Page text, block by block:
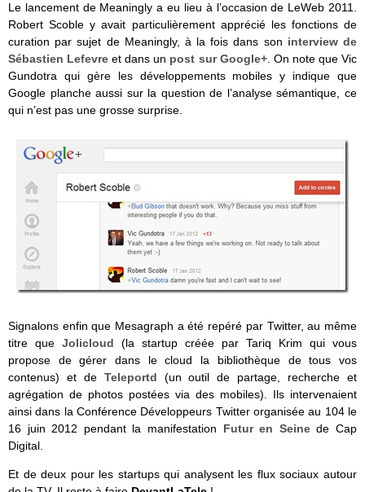
Le lancement de Meaningly a eu lieu à l’occasion de LeWeb 2011.
Robert Scoble y avait particulièrement apprécié les fonctions de
curation par sujet de Meaningly, à la fois dans son interview de
Sébastien Lefevre et dans un post sur Google+. On note que Vic
Gundotra qui gère les développements mobiles y indique que
Google planche aussi sur la question de l’analyse sémantique, ce
qui n’est pas une grosse surprise.
Signalons enfin que Mesagraph a été repéré par Twitter, au même
titre que Jolicloud (la startup créée par Tariq Krim qui vous
propose de gérer dans le cloud la bibliothèque de tous vos
contenus) et de Teleportd (un outil de partage, recherche et
agrégation de photos postées via des mobiles). Ils intervenaient
ainsi dans la Conférence Développeurs Twitter organisée au 104 le
16 juin 2012 pendant la manifestation Futur en Seinede Cap
Digital.
Et de deux pour les startups qui analysent les flux sociaux autour